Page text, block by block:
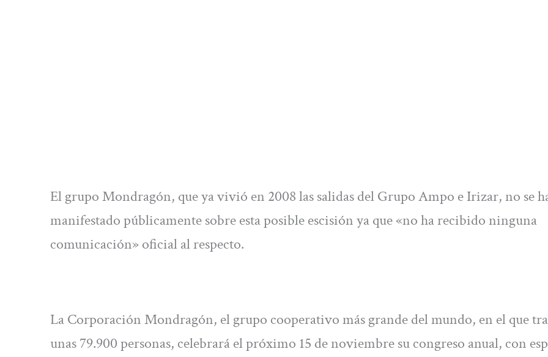
El grupo Mondragón, que ya vivió en 2008 las salidas del Grupo Ampo e Irizar, no se
manifestado públicamente sobre esta posible escisión ya que «no ha recibido ninguna
comunicación» oficial al respecto.
La Corporación Mondragón, el grupo cooperativo más grande del mundo, en el que
unas 79.900 personas, celebrará el próximo 15 de noviembre su congreso anual, con